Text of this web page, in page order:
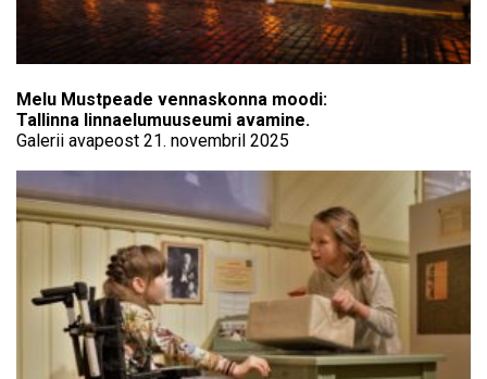
Melu Mustpeade vennaskonna moodi:
Tallinna linnaelumuuseumi avamine.
Galerii avapeost 21. novembril 2025